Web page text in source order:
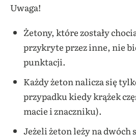
Uwaga!
Żetony, które zostały
przykryte przez inne, nie
punktacji.
Każdy żeton nalicza się
przypadku kiedy krążek
macie i znaczniku).
Jeżeli żeton leży na dwóch